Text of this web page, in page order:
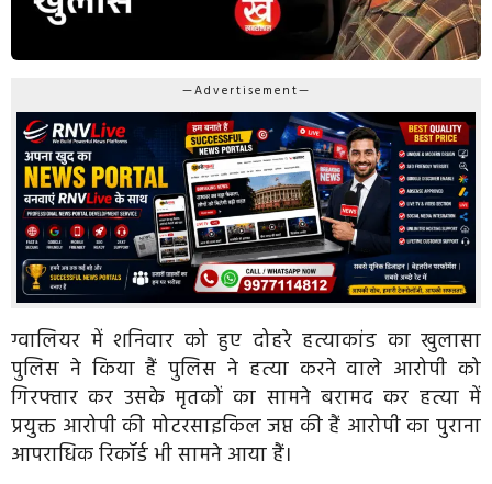
—Advertisement—
ग्वालियर में शनिवार को हुए दोहरे हत्याकांड का खुलासा
पुलिस ने किया हैं पुलिस ने हत्या करने वाले आरोपी को
गिरफ्तार कर उसके मृतकों का सामने बरामद कर हत्या में
प्रयुक्त आरोपी की मोटरसाइकिल जप्त की हैं आरोपी का पुराना
आपराधिक रिकॉर्ड भी सामने आया हैं।